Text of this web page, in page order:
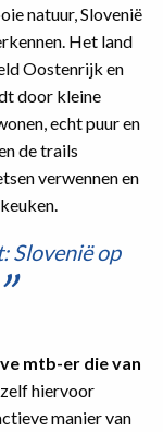
natuur, Slovenië
Het land
Oostenrijk en
door kleine
echt puur en
de trails
verwennen en
Slovenië op
mtb-er die van
zelf hiervoor
manier van